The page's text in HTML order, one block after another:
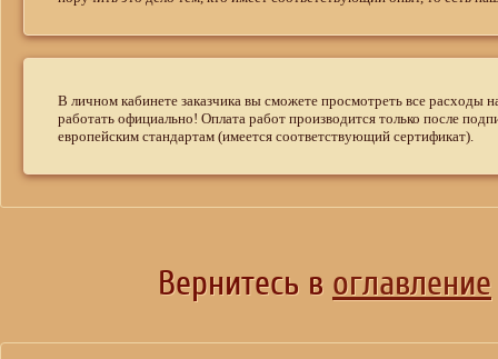
В личном кабинете заказчика вы сможете просмотреть все
работать официально! Оплата работ производится только после
европейским стандартам (имеется соответствующий сертификат).
Вернитесь в оглавление